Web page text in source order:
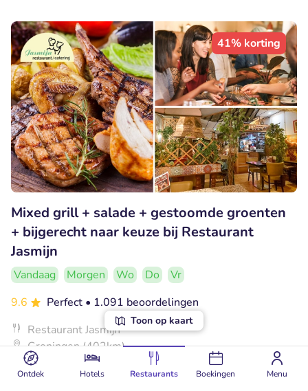
Ontdek Hotels Restaurants Boekingen Menu
Toon op kaart
41% korting
Mixed grill + salade + gestoomde groenten
+ bijgerecht naar keuze bij Restaurant
Jasmijn
Vandaag Morgen Wo Do
Vr
9.6
Perfect • 1.091 beoordelingen
Restaurant Jasmijn
Groningen (402km)
Verkocht: 150
€26,20 €15,50